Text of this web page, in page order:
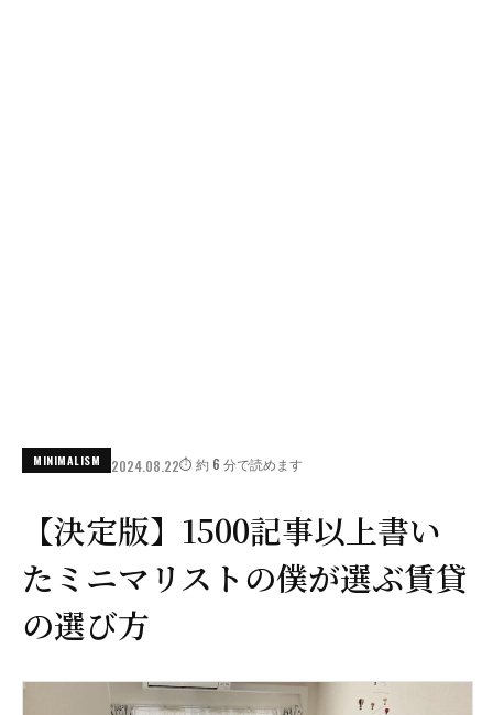
MINIMALISM 2024.08.22⏱️ 約 6 分で読めます
【決定版】1500記事以上書い
たミニマリストの僕が選ぶ賃貸
の選び方